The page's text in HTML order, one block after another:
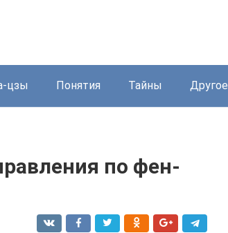
цзы Понятия Тайны Другое
по фен-